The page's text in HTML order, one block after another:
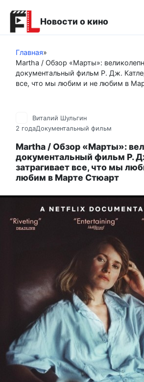
контенту
Новости о кино
Главная»
Martha / Обзор «Марты»:
документальный фильм Р. Дж.
все, что мы любим и не любим в
Виталий Шульгин
2 годаДокументальный фильм
Martha / Обзор «Марты»:
документальный фильм Р.
затрагивает все, что мы
любим в Марте Стюарт